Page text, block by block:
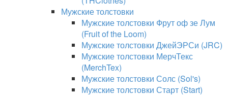
Мужские толстовки
Мужские толстовки Фрут оф зе Лум
(Fruit of the Loom)
Мужские толстовки ДжейЭРСи (JRC)
Мужские толстовки МерчТекс
(MerchTex)
Мужские толстовки Солс (Sol's)
Мужские толстовки Старт (Start)